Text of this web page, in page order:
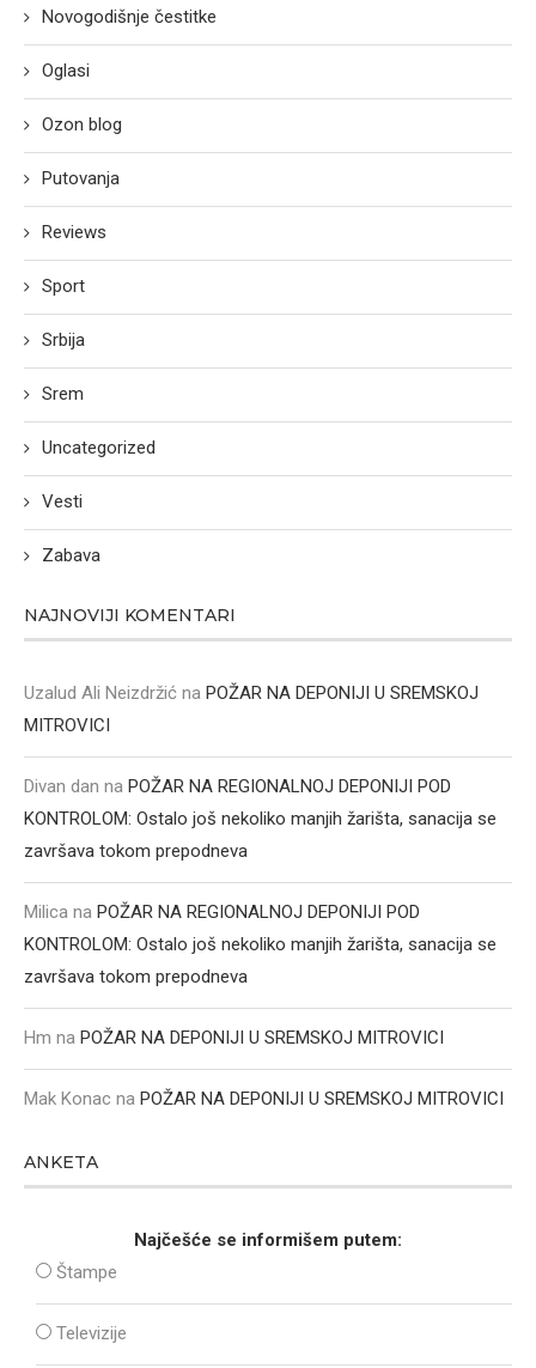
Novogodišnje čestitke
Oglasi
Ozon blog
Putovanja
Reviews
Sport
Srbija
Srem
Uncategorized
Vesti
Zabava
NAJNOVIJI KOMENTARI
Uzalud Ali Neizdržić na POŽAR NA DEPONIJI U SREMSKOJ
MITROVICI
Divan dan na POŽAR NA REGIONALNOJ DEPONIJI POD
KONTROLOM: Ostalo još nekoliko manjih žarišta, sanacija se
završava tokom prepodneva
Milica na POŽAR NA REGIONALNOJ DEPONIJI POD
KONTROLOM: Ostalo još nekoliko manjih žarišta, sanacija se
završava tokom prepodneva
Hm na POŽAR NA DEPONIJI U SREMSKOJ MITROVICI
Mak Konac na POŽAR NA DEPONIJI U SREMSKOJ MITROVICI
ANKETA
Najčešće se informišem putem:
Štampe
Televizije